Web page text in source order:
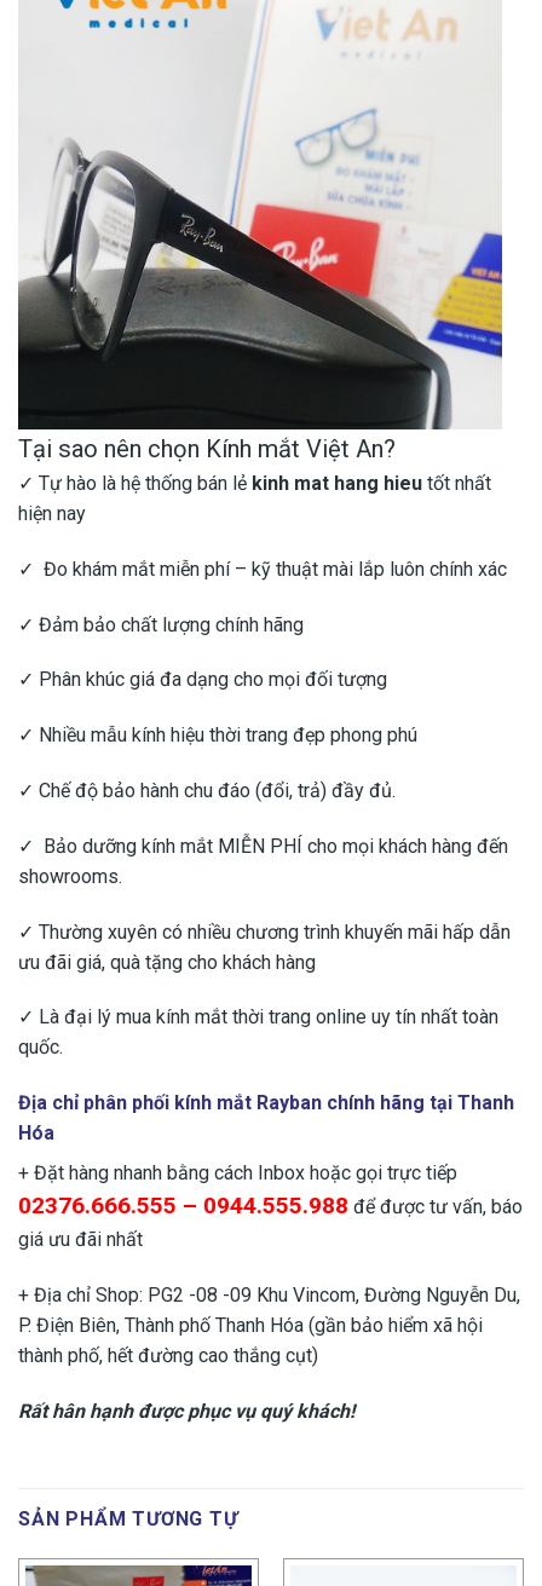
Tại sao nên chọn Kính mắt Việt An?
✓ Tự hào là hệ thống bán lẻ kinh mat hang hieu tốt nhất
hiện nay
✓ Đo khám mắt miễn phí – kỹ thuật mài lắp luôn chính xác
✓ Đảm bảo chất lượng chính hãng
✓ Phân khúc giá đa dạng cho mọi đối tượng
✓ Nhiều mẫu kính hiệu thời trang đẹp phong phú
✓ Chế độ bảo hành chu đáo (đổi, trả) đầy đủ.
✓ Bảo dưỡng kính mắt MIỄN PHÍ cho mọi khách hàng đến
showrooms.
✓ Thường xuyên có nhiều chương trình khuyến mãi hấp dẫn
ưu đãi giá, quà tặng cho khách hàng
✓ Là đại lý mua kính mắt thời trang online uy tín nhất toàn
quốc.
Địa chỉ phân phối kính mắt Rayban chính hãng tại Thanh
Hóa
+ Đặt hàng nhanh bằng cách Inbox hoặc gọi trực tiếp
02376.666.555 – 0944.555.988 để được tư vấn, báo
giá ưu đãi nhất
+ Địa chỉ Shop: PG2 -08 -09 Khu Vincom, Đường Nguyễn Du,
P. Điện Biên, Thành phố Thanh Hóa (gần bảo hiểm xã hội
thành phố, hết đường cao thắng cụt)
Rất hân hạnh được phục vụ quý khách!
SẢN PHẨM TƯƠNG TỰ